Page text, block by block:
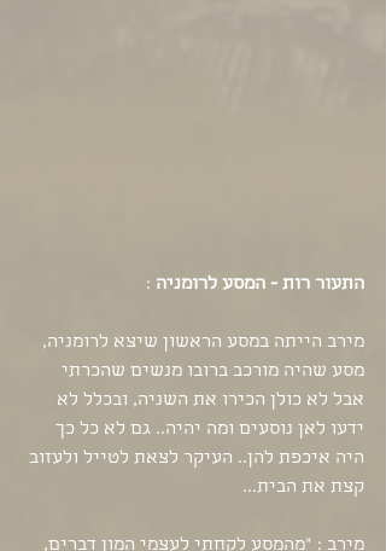
התעור רות - המסע לרומניה :
מירב הייתה במסע הראשון שיצא לרומניה,
מסע שהיה מורכב ברובו מנשים שהכרתי
אבל לא כולן הכירו את השניה, ובכלל לא
ידעו לאן נוסעים ומה יהיה.. גם לא כל כך
היה איכפת להן.. העיקר לצאת לטייל ולעזוב
קצת את הבית...
מירב : "מהמסע לקחתי לעצמי המון דברים,